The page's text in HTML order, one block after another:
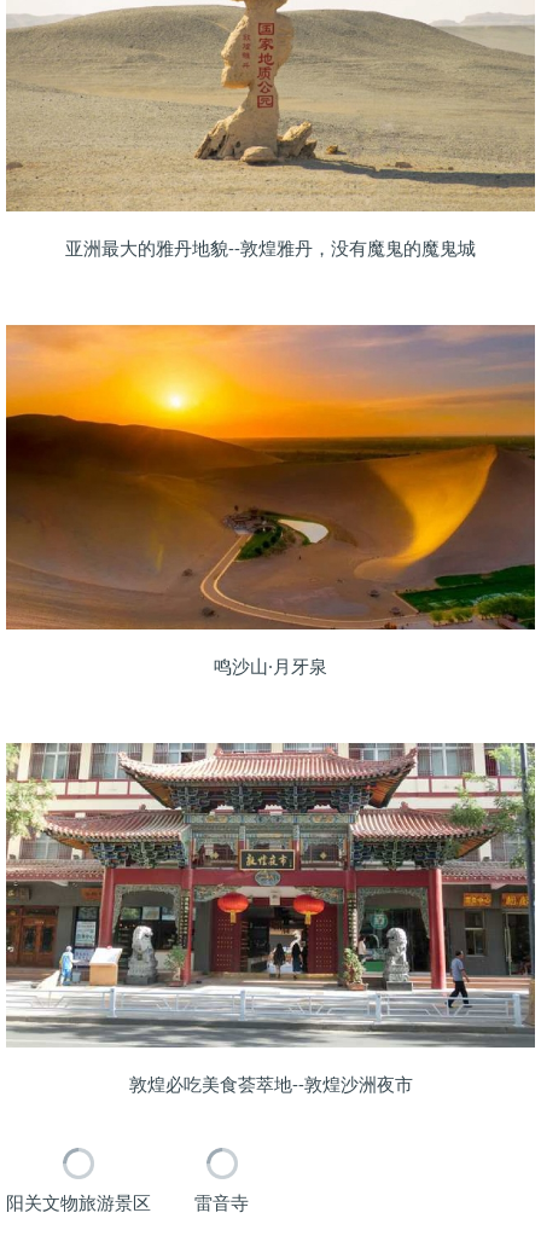
亚洲最大的雅丹地貌--敦煌雅丹，没有魔鬼的魔鬼城
鸣沙山·月牙泉
敦煌必吃美食荟萃地--敦煌沙洲夜市
阳关文物旅游景区 雷音寺